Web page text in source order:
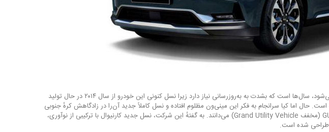
مینی‌ون کیا کارنیوال که در ایالات‌متحده با نام سدونا عرضه می‌شود، سال‌ها است که بشدت به به‌روزرسانی نیاز دارد زیرا نسل کنونی این خودرو از سال ۲۰۱۴ در حال تولید
حال اما کیا سرانجام به فکر این مینی‌ون مظلوم افتاده و نسل کاملاً جدید آن‌را در زادگاهش کرهٔ جنوبی
معرفی کرده است. مقامات کیا نسل چهارم کارنیوال را یک GUV (مخفف Grand Utility Vehicle) می‌دانند. به گفتهٔ این شرکت، نسل جدید کارنیوال با ترکیبی از نوآوری،
طراحی شده است.